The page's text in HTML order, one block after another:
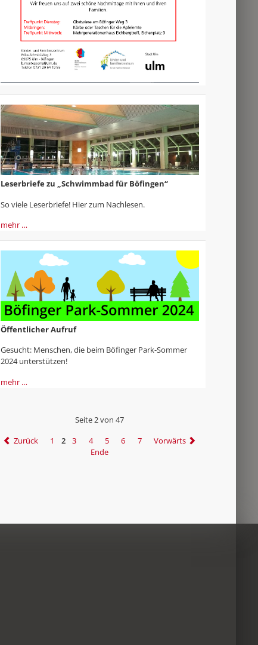
Leserbriefe zu „Schwimmbad für Böfingen“
So viele Leserbriefe! Hier zum Nachlesen.
mehr …
Öffentlicher Aufruf
Gesucht: Menschen, die beim Böfinger Park-Sommer
2024 unterstützen!
mehr …
Seite 2 von 47
Zurück
1 2 3 4 5 6 7
Vorwärts
Ende